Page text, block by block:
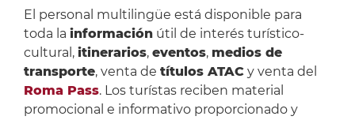
El personal multilingüe está disponible para
toda la informaciónútil de interés turístico-
cultural, itinerarios, eventos, medios de
transporte, venta de títulos ATACy venta del
Roma Pass. Los turístas reciben material
promocional e informativo proporcionado y